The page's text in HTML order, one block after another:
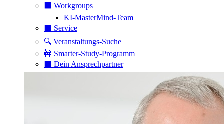
⬛️ Workgroups
KI-MasterMind-Team
⬛️ Service
🔍 Veranstaltungs-Suche
🚧 Smarter-Study-Programm
⬛️ Dein Ansprechpartner